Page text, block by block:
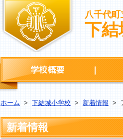
八千代町
下結
学校概
ホーム > 下結城小学校 > 新着情報 >
新着情報